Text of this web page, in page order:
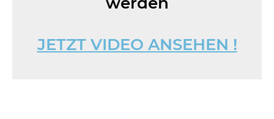
JETZT VIDEO ANSEHEN !